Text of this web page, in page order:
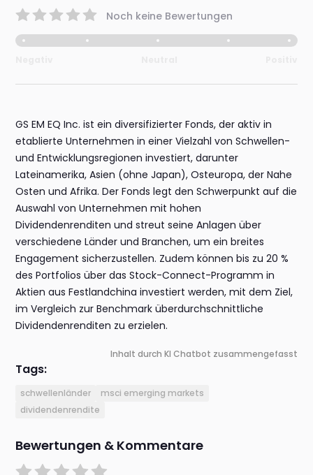
Noch keine Bewertungen
GS EM EQ Inc. ist ein diversifizierter Fonds, der aktiv in
etablierte Unternehmen in einer Vielzahl von Schwellen-
und Entwicklungsregionen investiert, darunter
Lateinamerika, Asien (ohne Japan), Osteuropa, der Nahe
Osten und Afrika. Der Fonds legt den Schwerpunkt auf die
Auswahl von Unternehmen mit hohen
Dividendenrenditen und streut seine Anlagen über
verschiedene Länder und Branchen, um ein breites
Engagement sicherzustellen. Zudem können bis zu 20 %
des Portfolios über das Stock-Connect-Programm in
Aktien aus Festlandchina investiert werden, mit dem Ziel,
im Vergleich zur Benchmark überdurchschnittliche
Dividendenrenditen zu erzielen.
Inhalt durch KI Chatbot zusammengefasst
Tags:
schwellenländer
msci emerging markets
dividendenrendite
Bewertungen & Kommentare